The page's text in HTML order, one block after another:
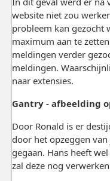
website niet zou
probleem kan gezocht
maximum aan te
meldingen verder
meldingen.
naar extensies.
Gantry - afbeelding
Door Ronald is er
door het opzeggen
gegaan. Hans heeft
zal deze nog